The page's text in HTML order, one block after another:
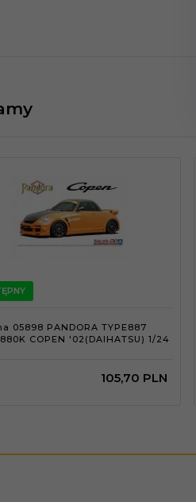
05898 PANDORA TYPE887
COPEN '02(DAIHATSU) 1/24
105,70 PLN